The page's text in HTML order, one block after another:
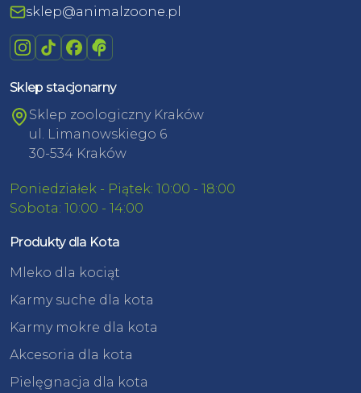
sklep@animalzoone.pl
Sklep stacjonarny
Sklep zoologiczny Kraków
ul. Limanowskiego 6
30-534 Kraków
Poniedziałek - Piątek: 10:00 - 18:00
Sobota: 10:00 - 14:00
Produkty dla Kota
Mleko dla kociąt
Karmy suche dla kota
Karmy mokre dla kota
Akcesoria dla kota
Pielęgnacja dla kota